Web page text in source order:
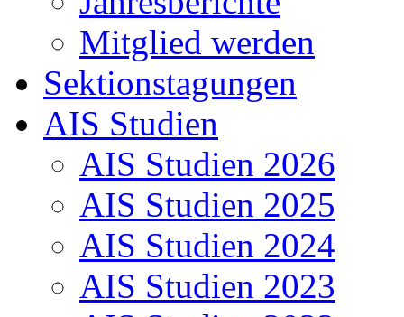
Mitglied werden
Sektionstagungen
AIS Studien
AIS Studien 2026
AIS Studien 2025
AIS Studien 2024
AIS Studien 2023